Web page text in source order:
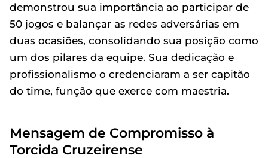
demonstrou sua importância ao participar de
50 jogos e balançar as redes adversárias em
duas ocasiões, consolidando sua posição como
um dos pilares da equipe. Sua dedicação e
profissionalismo o credenciaram a ser capitão
do time, função que exerce com maestria.
Mensagem de Compromisso à
Torcida Cruzeirense